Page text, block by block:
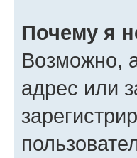
Почему я
Возможно,
адрес или